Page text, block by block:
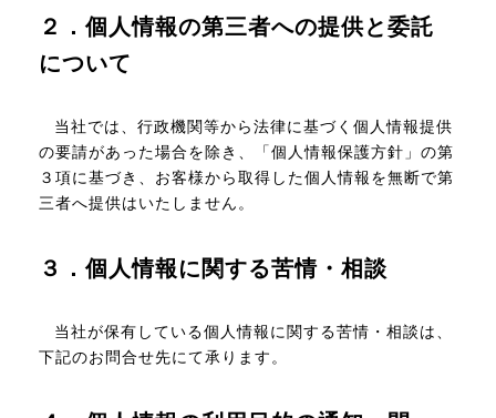
２．個人情報の第三者への提供と委託
について
当社では、行政機関等から法律に基づく個人情報提供
の要請があった場合を除き、「個人情報保護方針」の第
３項に基づき、お客様から取得した個人情報を無断で第
三者へ提供はいたしません。
３．個人情報に関する苦情・相談
当社が保有している個人情報に関する苦情・相談は、
下記のお問合せ先にて承ります。